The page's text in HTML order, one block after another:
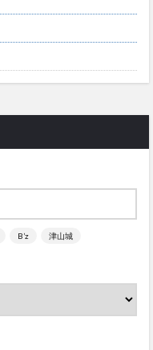
B’z 津山城